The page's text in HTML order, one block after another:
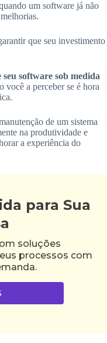
um software já não
que seu investimento
seu software sob medida
você a perceber se é hora
de um sistema
na produtividade e
a experiência do
para Sua
soluções
processos com